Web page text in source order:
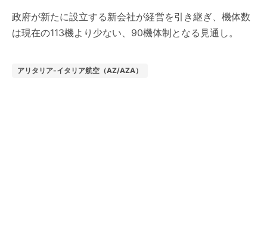
政府が新たに設立する新会社が経営を引き継ぎ、機体数
は現在の113機より少ない、90機体制となる見通し。
アリタリア-イタリア航空（AZ/AZA）